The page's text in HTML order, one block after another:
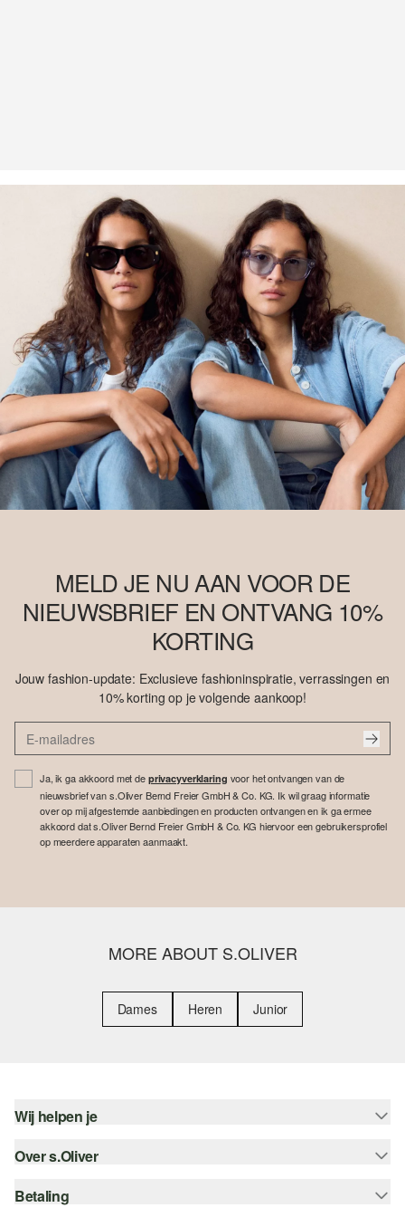
MELD JE NU AAN VOOR DE
NIEUWSBRIEF EN ONTVANG 10%
KORTING
Jouw fashion-update: Exclusieve fashioninspiratie, verrassingen en
10% korting op je volgende aankoop!
Ja, ik ga akkoord met de privacyverklaring voor het ontvangen van de
nieuwsbrief van s.Oliver Bernd Freier GmbH & Co. KG. Ik wil graag informatie
over op mij afgestemde aanbiedingen en producten ontvangen en ik ga ermee
akkoord dat s.Oliver Bernd Freier GmbH & Co. KG hiervoor een gebruikersprofiel
op meerdere apparaten aanmaakt.
MORE ABOUT S.OLIVER
Dames Heren Junior
Wij helpen je
Help - FAQ
Maattabel
Over s.Oliver
Nieuwsbrief
Betaling